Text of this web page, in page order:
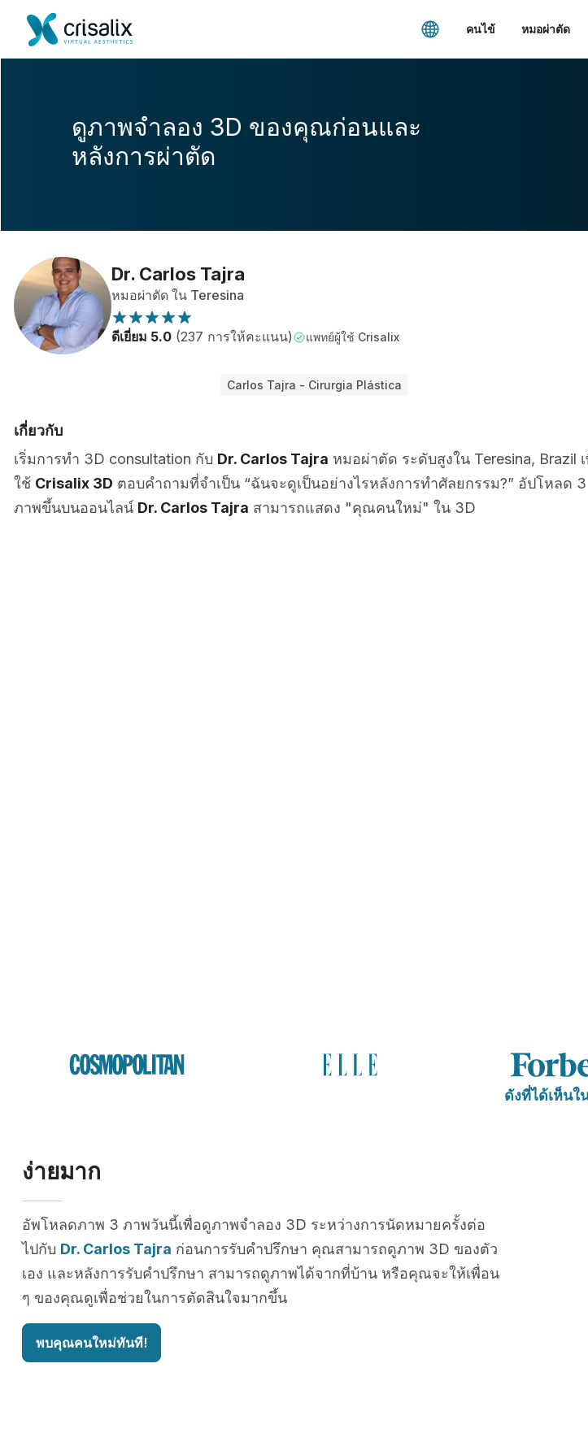
คนไข้ หมอผ่าตัด
ดูภาพจำลอง 3D ของคุณก่อนและ
หลังการผ่าตัด
Dr. Carlos Tajra
หมอผ่าตัด ใน Teresina
ดีเยี่ยม 5.0 (237 การให้คะแนน) แพทย์ผู้ใช้ Crisalix
Carlos Tajra - Cirurgia Plástica
เกี่ยวกับ
เริ่มการทำ 3D consultation กับ Dr. Carlos Tajra หมอผ่าตัด ระดับสูงใน Teresina, Brazil
ใช้ Crisalix 3D ตอบคำถามที่จำเป็น “ฉันจะดูเป็นอย่างไรหลังการทำศัลยกรรม?” อัปโหลด 3
ภาพขึ้นบนออนไลน์ Dr. Carlos Tajra สามารถแสดง "คุณคนใหม่" ใน 3D
ดังที่ได้เห็นใ
ง่ายมาก
อัพโหลดภาพ 3 ภาพวันนี้เพื่อดูภาพจำลอง 3D ระหว่างการนัดหมายครั้งต่อ
ไปกับ Dr. Carlos Tajra ก่อนการรับคำปรึกษา คุณสามารถดูภาพ 3D ของตัว
เอง และหลังการรับคำปรึกษา สามารถดูภาพได้จากที่บ้าน หรือคุณจะให้เพื่อน
ๆ ของคุณดูเพื่อช่วยในการตัดสินใจมากขึ้น
พบคุณคนใหม่ทันที!